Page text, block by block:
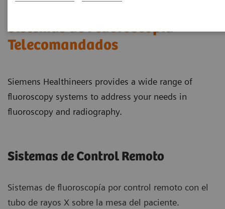
Sistemas de Fluoroscopía
Telecomandados
Siemens Healthineers provides a wide range of
fluoroscopy systems to address your needs in
fluoroscopy and radiography.
Sistemas de Control Remoto
Sistemas de fluoroscopía por control remoto con el
tubo de rayos X sobre la mesa del paciente.